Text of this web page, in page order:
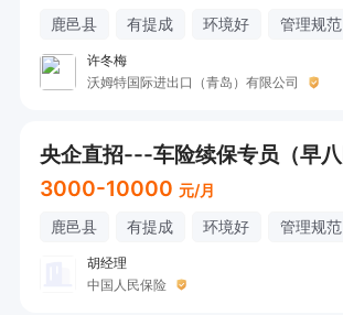
鹿邑县 有提成 环境好 管理规范
许冬梅
沃姆特国际进出口（青岛）有限公司
3000-10000 元/月
鹿邑县 有提成 环境好 管理规范
胡经理
中国人民保险